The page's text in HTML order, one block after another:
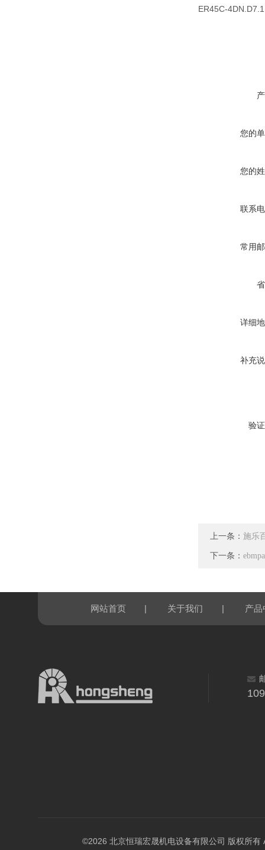
ER45C-
您的
您的
联系
常用
详细
补充
验
上一条： 施乐
下一条：
网站首页 | 关于我们 | 产品
©2026 北京恒瑞宏晟机电设备有限公司 版权所有